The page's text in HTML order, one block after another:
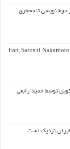
خوشنویسی تا معماری
Iran, Satoshi
توسط حمید رابعی
ایران نزدیک است